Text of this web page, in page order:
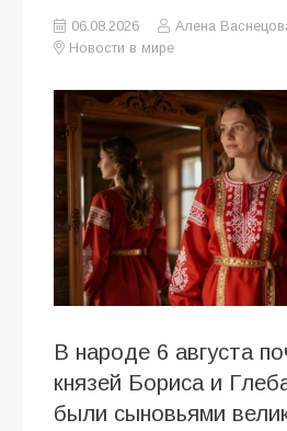
06.08.2026
Алена
Новости в мире
В народе 6 августа
князей Бориса и
были сыновьями